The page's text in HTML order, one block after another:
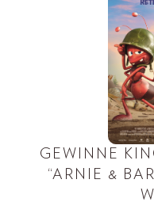
GEWINNE
“ARNIE &